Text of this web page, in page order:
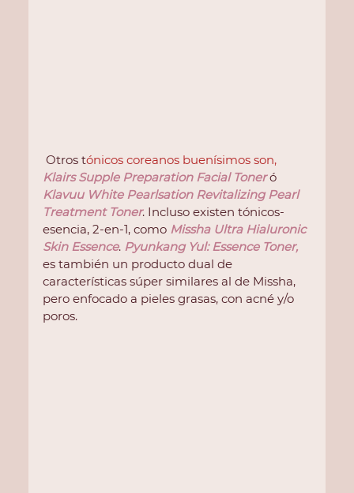
Otros tónicos coreanos buenísimos son,
Klairs Supple Preparation Facial Toner ó
Klavuu White Pearlsation Revitalizing Pearl
Treatment Toner. Incluso existen tónicos-
esencia, 2-en-1, como Missha Ultra Hialuronic
Skin Essence. Pyunkang Yul: Essence Toner,
es también un producto dual de
características súper similares al de Missha,
pero enfocado a pieles grasas, con acné y/o
poros.